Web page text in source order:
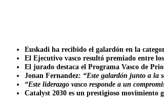
Euskadi ha recibido el galardón en la
El Ejecutivo vasco resultó premiado entre
El jurado destaca el Programa Vasco de
Jonan Fernandez: “Este galardón junto a la
“Este liderazgo vasco responde a un
Catalyst 2030 es un prestigioso movimiento